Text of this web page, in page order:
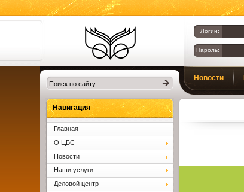
Библиотеки
Клина. Клинская
ЦБС.
Логин:
Пароль:
Новости
Навигация
Главная
О ЦБС
Новости
Наши услуги
Деловой центр